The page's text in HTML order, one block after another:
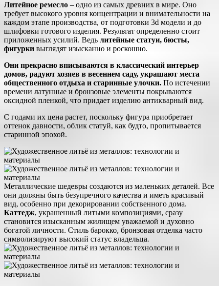
Литейное ремесло – одно из самых древних в мире. Оно
требует высокого уровня концентрации и внимательности на
каждом этапе производства, от подготовки 3d модели и до
шлифовки готового изделия. Результат определенно стоит
приложенных усилий. Ведь литейные статуи, бюсты,
фигурки выглядят изысканно и роскошно.
Они прекрасно вписываются в классический интерьер
домов, радуют хозяев в весеннем саду, украшают места
общественного отдыха и старинные улочки. По истечении
времени латунные и бронзовые элементы покрываются
оксидной пленкой, что придает изделию антикварный вид.
С годами их цена растет, поскольку фигура приобретает
оттенок давности, облик статуй, как будто, пропитывается
старинной эпохой.
Металлические шедевры создаются из маленьких деталей. Все
они должны быть безупречного качества и иметь красивый
вид, особенно при декорировании собственного дома.
Каттедж, украшенный литыми композициями, сразу
становится изысканным жилищем уважаемой и духовно
богатой личности. Стиль барокко, бронзовая отделка часто
символизируют высокий статус владельца.